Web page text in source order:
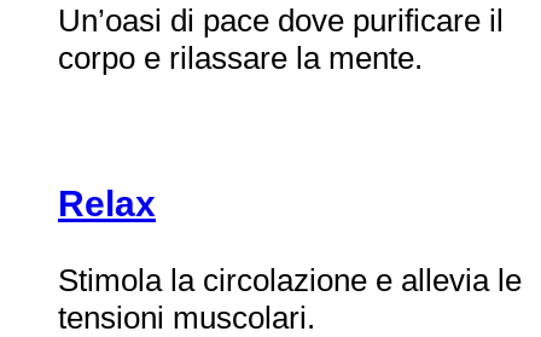
Un’oasi di pace dove purificare il
corpo e rilassare la mente.
Relax
Stimola la circolazione e allevia le
tensioni muscolari.